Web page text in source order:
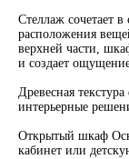
Стеллаж сочетает
расположения
верхней части,
и создает
Древесная
интерьерные
Открытый шкаф
кабинет или